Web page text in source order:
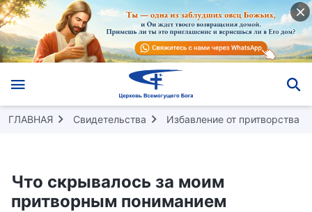
ГЛАВНАЯ Свидетельства Избавление от притворства
Что скрывалось за моим
притворным пониманием